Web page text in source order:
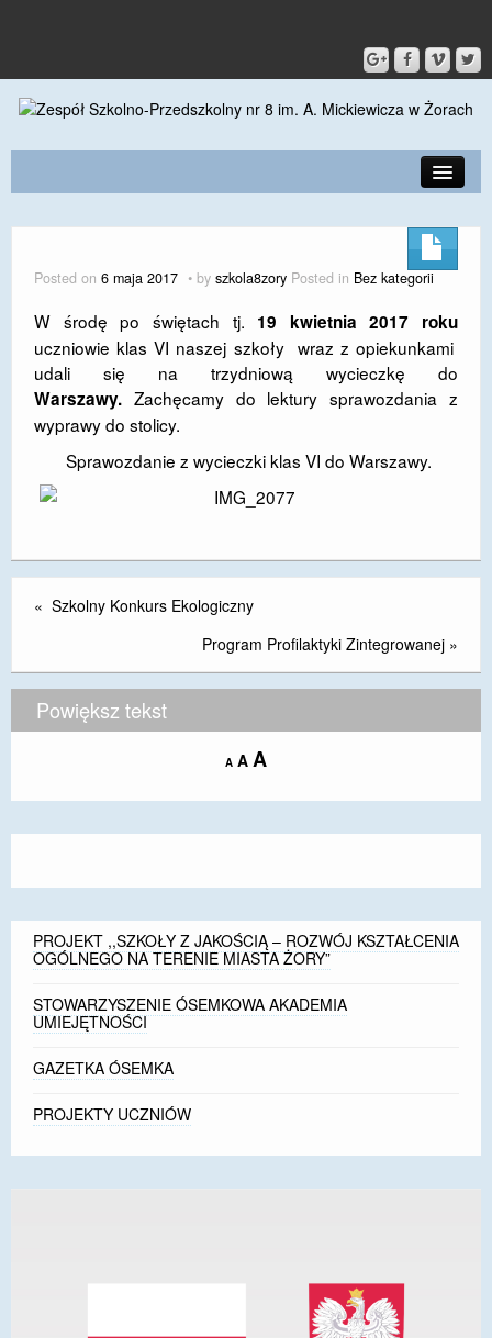
DLA RODZICÓW I UCZNIÓW
DLA PRACOWNIKÓW
GALERIA
SPORT
POLITYKA PRYWATNOŚCI
RODO
EGZAMIN ÓSMOKLASISTY
STANDARDY OCHRONY MAŁOLETNICH
KSZTAŁCENIA OGÓLNEGO NA TERENIE MIASTA
REKRUTACJA 2026/2027
Posted on 6 maja 2017 by szkola8zory Posted in Bez kategorii
W środę po świętach tj. 19 kwietnia 2017 roku
uczniowie klas VI naszej szkoły wraz z opiekunkami
udali się na trzydniową wycieczkę do
Warszawy. Zachęcamy do lektury sprawozdania z
wyprawy do stolicy.
Sprawozdanie z wycieczki klas VI do Warszawy.
« Szkolny Konkurs Ekologiczny
Program Profilaktyki Zintegrowanej »
Powiększ tekst
A Decrease
size.
A Reset
size.
AIncrease
size.
PROJEKT ,,SZKOŁY Z JAKOŚCIĄ – ROZWÓJ KSZTAŁCENIA
OGÓLNEGO NA TERENIE MIASTA ŻORY”
STOWARZYSZENIE ÓSEMKOWA AKADEMIA
UMIEJĘTNOŚCI
GAZETKA ÓSEMKA
PROJEKTY UCZNIÓW